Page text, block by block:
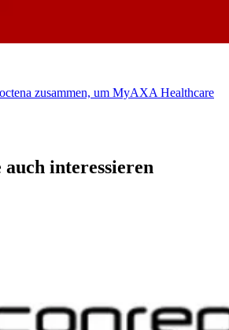
zusammen, um MyAXA Healthcare
auch interessieren